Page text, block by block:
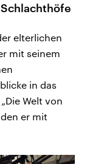
elterlichen
mit seinem
in das
Welt von
er mit